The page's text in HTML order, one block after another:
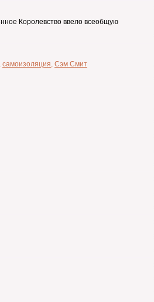
Королевство ввело всеобщую
, самоизоляция, Сэм Смит